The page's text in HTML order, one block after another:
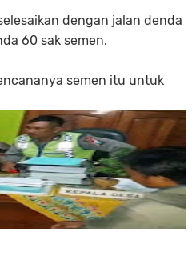
dengan jalan denda
60 sak semen.
semen itu untuk